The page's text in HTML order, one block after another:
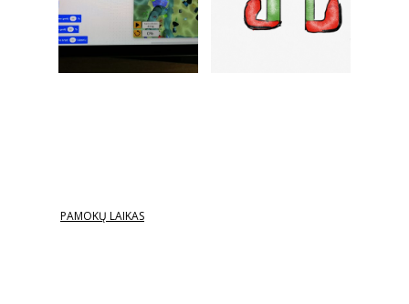
PAMOKŲ LAIKAS